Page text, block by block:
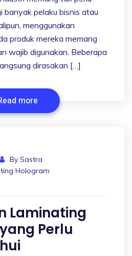
banyak pelaku bisnis atau
menggunakan
produk mereka memang
wajib digunakan. Beberapa
dirasakan […]
more
By Sastra
Hologram
Laminating
Perlu